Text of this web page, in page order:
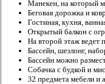
Манекен, на который
Беговая дорожка и
Гостиная, кухня,
Открытый балкон с
На второй этаж ведет
Бассейн, шезлонг,
Бассейн можно
Собачка с будкой и
32 предмета мебели и